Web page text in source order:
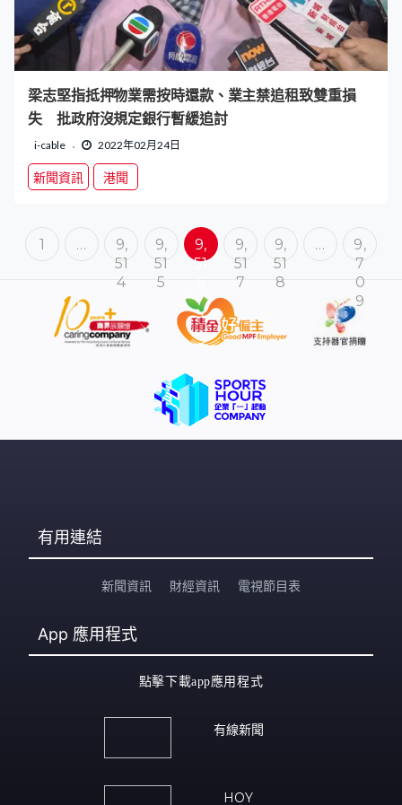
梁志堅指抵押物業需按時還款、業主禁追租致雙重損
失 批政府沒規定銀行暫緩追討
i-cable 2022年02月24日
新聞資訊 港聞
1 …
9,
51
4
9,
51
5
9,
51
9,
51
7
9,
51
8
…
9,
7
0
9
有用連結
新聞資訊 財經資訊 電視節目表
App 應用程式
點擊下載app應用程式
有線新聞
HOY